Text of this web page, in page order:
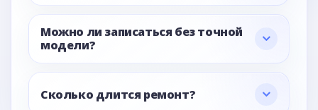
Можно ли записаться без точной
модели?
Сколько длится ремонт?